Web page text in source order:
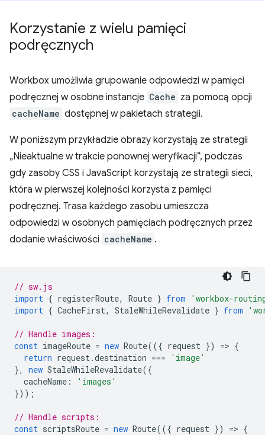
Korzystanie z wielu pamięci
podręcznych
Workbox umożliwia grupowanie odpowiedzi w pamięci
podręcznej w osobne instancje Cache za pomocą opcji
cacheName dostępnej w pakietach strategii.
W poniższym przykładzie obrazy korzystają ze strategii
„Nieaktualne w trakcie ponownej weryfikacji”, podczas
gdy zasoby CSS i JavaScript korzystają ze strategii sieci,
która w pierwszej kolejności korzysta z pamięci
podręcznej. Trasa każdego zasobu umieszcza
odpowiedzi w osobnych pamięciach podręcznych przez
dodanie właściwości cacheName .
// sw.js
import { registerRoute, Route } from
'workbox-
import { CacheFirst, StaleWhileRevalidate } from
// Handle images:
const imageRoute = new Route(({ request }) => {
return request.destination ===
'image'
},
new StaleWhileRevalidate({
cacheName :
'images'
}));
// Handle scripts:
const scriptsRoute = new Route(({ request }) => {